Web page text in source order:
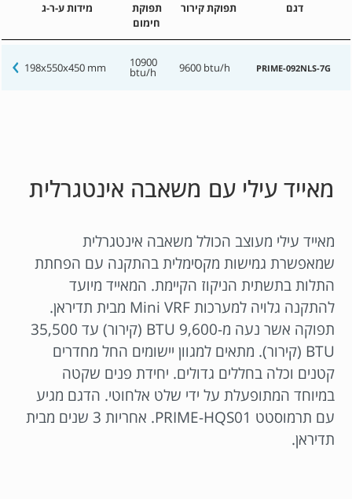
דגם תפוקת קירור
תפוקת
חימום
מידות ע-ר-ג
PRIME-092NLS-7G
9600 btu/h
10900
btu/h
198x550x450 mm
מאייד עילי עם משאבה אינטגרלית
מאייד עילי מעוצב הכולל משאבה אינטגרלית
שמאפשרת גמישות מקסימלית בהתקנה עם הפחתת
התלות בתשתית הניקוז הקיימת. המאייד מיועד
להתקנה גלויה למערכות Mini VRF מבית תדיראן.
תפוקה אשר נעה מ-9,600 BTU (קירור) עד 35,500
BTU (קירור). מתאים למגוון יישומים החל מחדרים
קטנים וכלה בחללים גדולים. יחידת פנים שקטה
במיוחד המתופעלת על ידי שלט אלחוטי. הדגם מגיע
עם תרמוסטט PRIME-HQS01. אחריות 3 שנים מבית
תדיראן.